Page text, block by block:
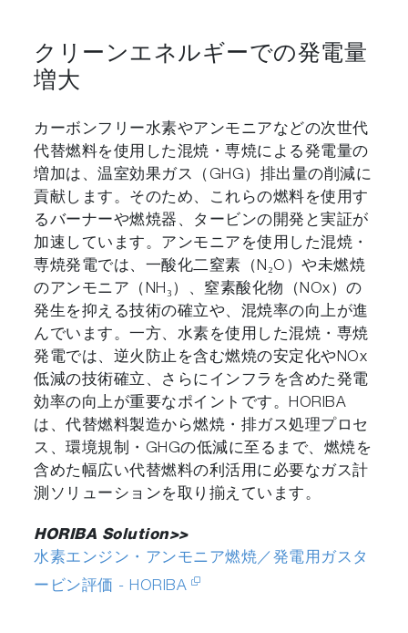
クリーンエネルギーでの発電量
増大
カーボンフリー水素やアンモニアなどの次世代
代替燃料を使用した混焼・専焼による発電量の
増加は、温室効果ガス（GHG）排出量の削減に
貢献します。そのため、これらの燃料を使用す
るバーナーや燃焼器、タービンの開発と実証が
加速しています。アンモニアを使用した混焼・
専焼発電では、一酸化二窒素（N₂O）や未燃焼
のアンモニア（NH₃）、窒素酸化物（NOx）の
発生を抑える技術の確立や、混焼率の向上が進
んでいます。一方、水素を使用した混焼・専焼
発電では、逆火防止を含む燃焼の安定化やNOx
低減の技術確立、さらにインフラを含めた発電
効率の向上が重要なポイントです。HORIBA
は、代替燃料製造から燃焼・排ガス処理プロセ
ス、環境規制・GHGの低減に至るまで、燃焼を
含めた幅広い代替燃料の利活用に必要なガス計
測ソリューションを取り揃えています。
HORIBA Solution>>
水素エンジン・アンモニア燃焼／発電用ガスタ
ービン評価 - HORIBA